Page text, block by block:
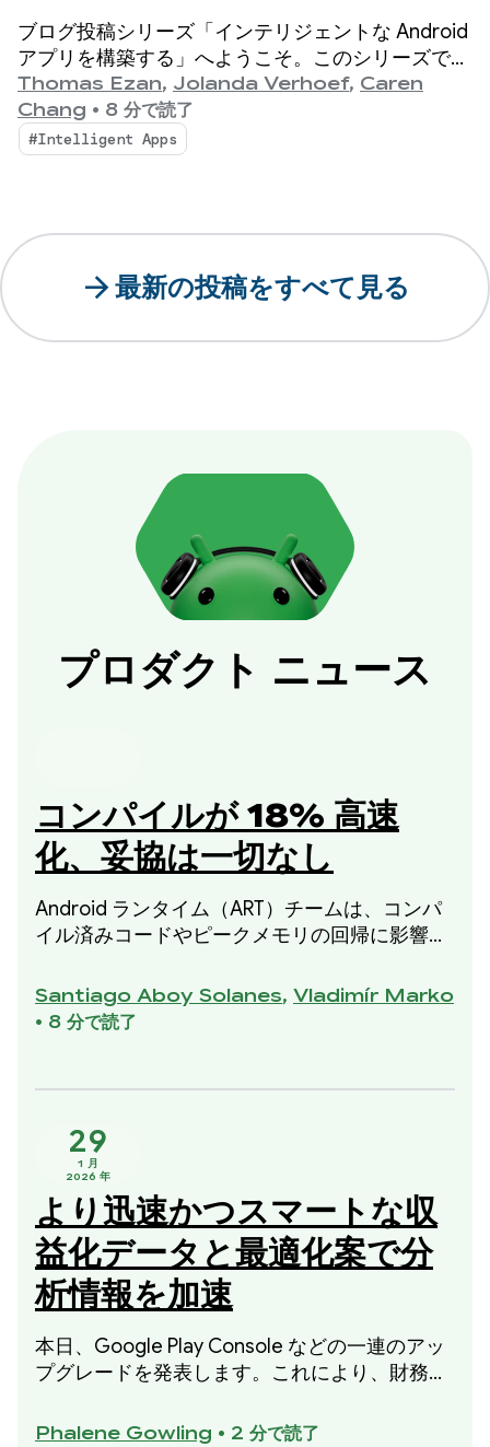
クラウド推論とハイブリッド
推論
ブログ投稿シリーズ「インテリジェントな Android
アプリを構築する」へようこそ。このシリーズで
は、基本的な Android アプリをパーソナライズされ
たインテリジェントなエージェント エクスペリエ
ンスに変換します。
Thomas Ezan, Jolanda Verhoef, Caren
Chang • 8 分で読了
#Intelligent Apps
arrow_forward最新の投稿をすべて見る
プロダクト ニュース
コンパイルが 18% 高速
化、妥協は一切なし
Android ランタイム（ART）チームは、コンパ
イル済みコードやピークメモリの回帰に影響を
ました。この改善は、メモリ使用量やコンパイ
ル済みコードの品質を犠牲にすることなくコン
Santiago Aboy Solanes, Vladimír Marko
• 8 分で読了
29
1 月
2026 年
より迅速かつスマートな収
益化データと最適化案で分
析情報を加速
本日、Google Play Console などの一連のアッ
プグレードを発表します。これにより、財務パ
づいた具体的な改善策を講じることができま
Phalene Gowling • 2 分で読了